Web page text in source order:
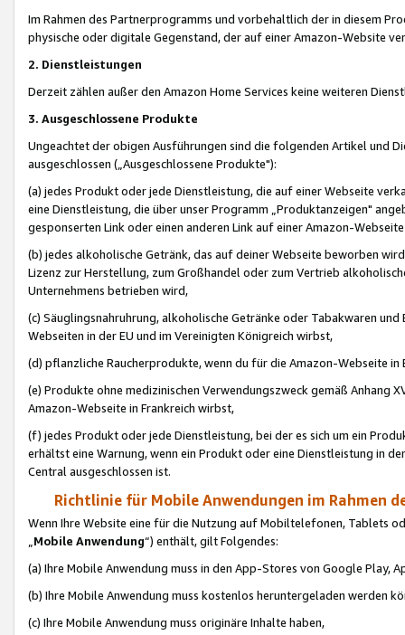
Im Rahmen des Partnerprogramms und vorbehaltlich der in diesem
physische oder digitale Gegenstand, der auf einer Amazon-Website
2. Dienstleistungen
Derzeit zählen außer den Amazon Home Services keine weiteren
3. Ausgeschlossene Produkte
Ungeachtet der obigen Ausführungen sind die folgenden Artikel und
ausgeschlossen („Ausgeschlossene Produkte"):
(a) jedes Produkt oder jede Dienstleistung, die auf einer Webseite
eine Dienstleistung, die über unser Programm „Produktanzeigen"
gesponserten Link oder einen anderen Link auf einer Amazon-
(b) jedes alkoholische Getränk, das auf deiner Webseite beworben
Lizenz zur Herstellung, zum Großhandel oder zum Vertrieb
Unternehmens betrieben wird,
(c) Säuglingsnahruhrung, alkoholische Getränke oder Tabakwaren
Webseiten in der EU und im Vereinigten Königreich wirbst,
(d) pflanzliche Raucherprodukte, wenn du für die Amazon-Webseite in
(e) Produkte ohne medizinischen Verwendungszweck gemäß Anhang
Amazon-Webseite in Frankreich wirbst,
(f) jedes Produkt oder jede Dienstleistung, bei der es sich um ein
erhältst eine Warnung, wenn ein Produkt oder eine Dienstleistung in
Central ausgeschlossen ist.
Richtlinie für Mobile Anwendungen im Rahmen
Wenn Ihre Website eine für die Nutzung auf Mobiltelefonen, Tablets
„Mobile Anwendung“) enthält, gilt Folgendes:
(a) Ihre Mobile Anwendung muss in den App-Stores von Google Play,
(b) Ihre Mobile Anwendung muss kostenlos heruntergeladen werden
(c) Ihre Mobile Anwendung muss originäre Inhalte haben,